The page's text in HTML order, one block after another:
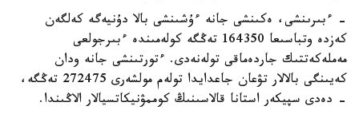
- ءبىرىنشى، ەكىنشى جانە ءۇشىنشى بالا دۇنيەگە كەلگەن
كەزدە وتباسىعا 164350 تەڭگە كولەمىندە ءبىرجولعى
مەملەكەتتىك جاردەماقى تولەنەدى. ءتورتىنشى جانە ودان
كەيىنگى بالالار تۋعان جاعدايدا تولەم مولشەرى 272475 تەڭگە،
- دەدى سپيكەر استانا قالاسىنىڭ كوممۋنيكاتسيالار الاڭىندا.